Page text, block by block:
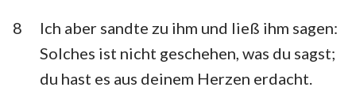
8
Ich aber sandte zu ihm und ließ ihm sagen:
Solches ist nicht geschehen, was du sagst;
du hast es aus deinem Herzen erdacht.